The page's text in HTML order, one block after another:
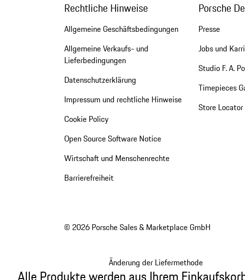
Rechtliche Hinweise
Allgemeine Geschäftsbedingungen
Allgemeine Verkaufs- und
Lieferbedingungen
Datenschutzerklärung
Impressum und rechtliche Hinweise
Cookie Policy
Open Source Software Notice
Wirtschaft und Menschenrechte
Barrierefreiheit
Porsche
Presse
Jobs und
Studio F. A.
Timepieces
Store Locator
© 2026 Porsche Sales & Marketplace GmbH
Änderung der Liefermethode